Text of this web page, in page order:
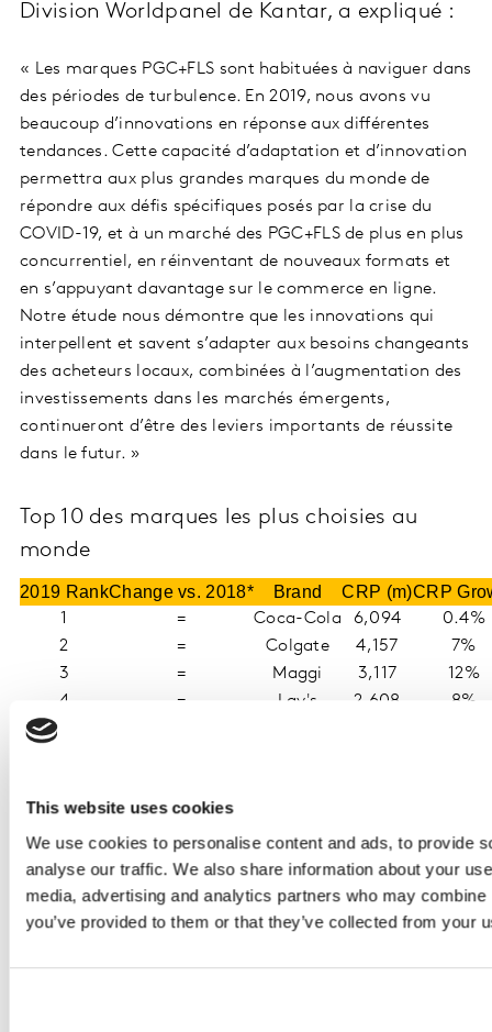
This website uses cookies
We use cookies to personalise content and ads, to provide
analyse our traffic. We also share information about your
media, advertising and analytics partners who may
you’ve provided to them or that they’ve collected from your
Division Worldpanel de Kantar, a expliqué :
« Les marques PGC+FLS sont habituées à naviguer dans
des périodes de turbulence. En 2019, nous avons vu
beaucoup d’innovations en réponse aux différentes
tendances. Cette capacité d’adaptation et d’innovation
permettra aux plus grandes marques du monde de
répondre aux défis spécifiques posés par la crise du
COVID-19, et à un marché des PGC+FLS de plus en plus
concurrentiel, en réinventant de nouveaux formats et
en s’appuyant davantage sur le commerce en ligne.
Notre étude nous démontre que les innovations qui
interpellent et savent s’adapter aux besoins changeants
des acheteurs locaux, combinées à l’augmentation des
investissements dans les marchés émergents,
continueront d’être des leviers importants de réussite
dans le futur. »
Top 10 des marques les plus choisies au
monde
2019 RankChange vs. 2018* Brand CRP (m)CRP
1 = Coca-Cola 6,094
0.4%
2
= Colgate 4,157
7%
3
= Maggi 3,117
12%
4
= Lay's 2,608
8%
8
-1
9
1 Indomie 1,907
7%
10
-2 Nescafé 1,834 -2%